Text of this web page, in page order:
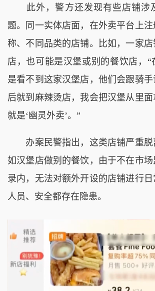
此外，警方还发现有些店铺涉
题。同一实体店面，在外卖平台上
称、不同品类的店铺。比如，一家
店，也可能是汉堡或别的餐饮店，“
是看不到这家汉堡店，他们会跟骑
后就到麻辣烫店，我会把汉堡从里
就是‘幽灵外卖’。”
办案民警指出，这类店铺严重脱
如汉堡店做别的餐饮，由于不在市场
录内，无法对额外开设的店铺进行日
人员、安全都存在隐患。